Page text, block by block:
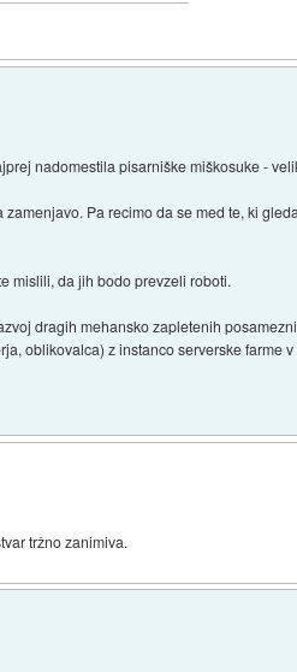
nadomestila pisarniške miškosuke -
Pa recimo da se med te, ki
mislili, da jih bodo prevzeli roboti.
dragih mehansko zapletenih
oblikovalca) z instanco serverske farme
tržno zanimiva.